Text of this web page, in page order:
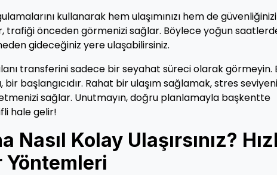
kullanarak hem ulaşımınızı hem de güvenliğinizi
trafiği önceden görmenizi sağlar. Böylece yoğun
gideceğiniz yere ulaşabilirsiniz.
transferini sadece bir seyahat süreci olarak görmeyin.
başlangıcıdır. Rahat bir ulaşım sağlamak, stres
sağlar. Unutmayın, doğru planlamayla başkentte
hale gelir!
Nasıl Kolay Ulaşırsınız?
Yöntemleri